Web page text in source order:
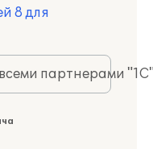
8 для
партнерами